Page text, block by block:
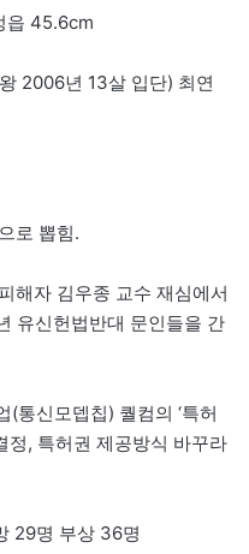
읍 45.6cm
2006년 13살 입단) 최연
로 뽑힘.
해자 김우종 교수 재심에서
유신헌법반대 문인들을 간
통신모뎁칩) 퀄컴의 ‘특허
정, 특허권 제공방식 바꾸라
29명 부상 36명